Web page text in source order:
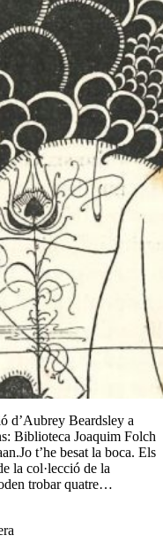
d’Aubrey Beardsley a
Biblioteca Joaquim Folch
t’he besat la boca. Els
la col·lecció de la
trobar quatre…